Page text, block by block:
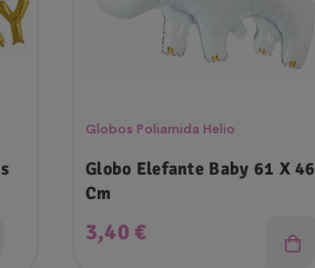
Globos Poliamida Helio
Globo Elefante Baby 61 X 46
Cm
Precio
3,40 €